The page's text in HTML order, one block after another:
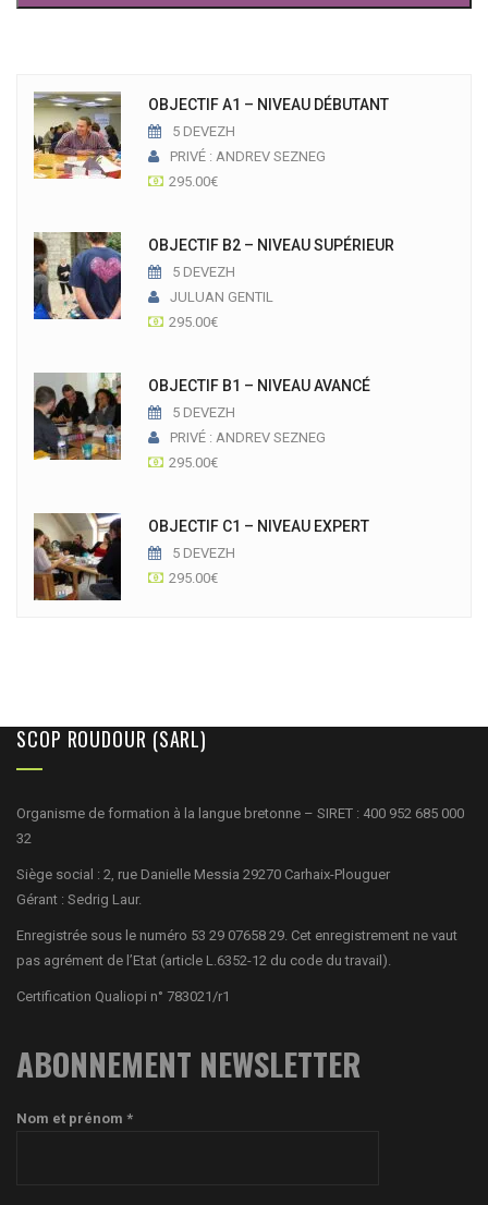
OBJECTIF A1 – NIVEAU DÉBUTANT
5 DEVEZH
PRIVÉ : ANDREV SEZNEG
295.00€
OBJECTIF B2 – NIVEAU SUPÉRIEUR
5 DEVEZH
JULUAN GENTIL
295.00€
OBJECTIF B1 – NIVEAU AVANCÉ
5 DEVEZH
PRIVÉ : ANDREV SEZNEG
295.00€
OBJECTIF C1 – NIVEAU EXPERT
5 DEVEZH
295.00€
SCOP ROUDOUR (SARL)
Organisme de formation à la langue bretonne – SIRET : 400 952 685 000
32
Siège social : 2, rue Danielle Messia 29270 Carhaix-Plouguer
Gérant : Sedrig Laur.
Enregistrée sous le numéro 53 29 07658 29. Cet enregistrement ne vaut
pas agrément de l’Etat (article L.6352-12 du code du travail).
Certification Qualiopi n° 783021/r1
ABONNEMENT NEWSLETTER
Nom et prénom *